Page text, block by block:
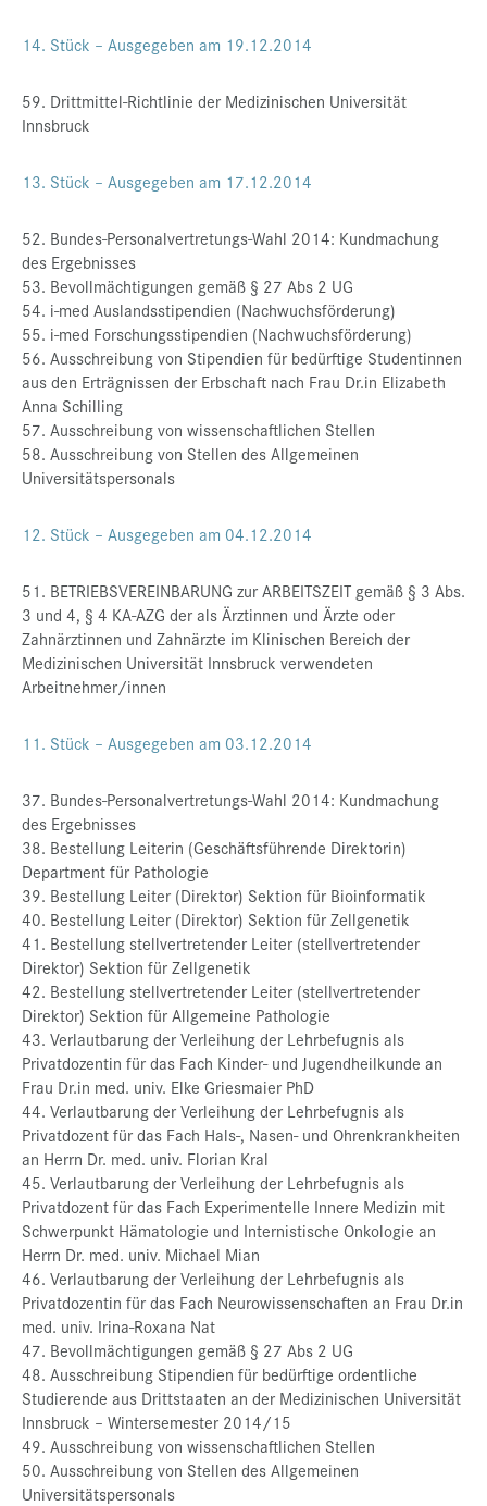
14. Stück – Ausgegeben am 19.12.2014
59. Drittmittel-Richtlinie der Medizinischen Universität
Innsbruck
13. Stück – Ausgegeben am 17.12.2014
52. Bundes-Personalvertretungs-Wahl 2014: Kundmachung
des Ergebnisses
53. Bevollmächtigungen gemäß § 27 Abs 2 UG
54. i-med Auslandsstipendien (Nachwuchsförderung)
55. i-med Forschungsstipendien (Nachwuchsförderung)
56. Ausschreibung von Stipendien für bedürftige Studentinnen
aus den Erträgnissen der Erbschaft nach Frau Dr.in Elizabeth
Anna Schilling
57. Ausschreibung von wissenschaftlichen Stellen
58. Ausschreibung von Stellen des Allgemeinen
Universitätspersonals
12. Stück – Ausgegeben am 04.12.2014
51. BETRIEBSVEREINBARUNG zur ARBEITSZEIT gemäß § 3 Abs.
3 und 4, § 4 KA-AZG der als Ärztinnen und Ärzte oder
Zahnärztinnen und Zahnärzte im Klinischen Bereich der
Medizinischen Universität Innsbruck verwendeten
Arbeitnehmer/innen
11. Stück – Ausgegeben am 03.12.2014
37. Bundes-Personalvertretungs-Wahl 2014: Kundmachung
des Ergebnisses
38. Bestellung Leiterin (Geschäftsführende Direktorin)
Department für Pathologie
39. Bestellung Leiter (Direktor) Sektion für Bioinformatik
40. Bestellung Leiter (Direktor) Sektion für Zellgenetik
41. Bestellung stellvertretender Leiter (stellvertretender
Direktor) Sektion für Zellgenetik
42. Bestellung stellvertretender Leiter (stellvertretender
Direktor) Sektion für Allgemeine Pathologie
43. Verlautbarung der Verleihung der Lehrbefugnis als
Privatdozentin für das Fach Kinder- und Jugendheilkunde an
Frau Dr.in med. univ. Elke Griesmaier PhD
44. Verlautbarung der Verleihung der Lehrbefugnis als
Privatdozent für das Fach Hals-, Nasen- und Ohrenkrankheiten
an Herrn Dr. med. univ. Florian Kral
45. Verlautbarung der Verleihung der Lehrbefugnis als
Privatdozent für das Fach Experimentelle Innere Medizin mit
Schwerpunkt Hämatologie und Internistische Onkologie an
Herrn Dr. med. univ. Michael Mian
46. Verlautbarung der Verleihung der Lehrbefugnis als
Privatdozentin für das Fach Neurowissenschaften an Frau Dr.in
med. univ. Irina-Roxana Nat
47. Bevollmächtigungen gemäß § 27 Abs 2 UG
48. Ausschreibung Stipendien für bedürftige ordentliche
Studierende aus Drittstaaten an der Medizinischen Universität
Innsbruck – Wintersemester 2014/15
49. Ausschreibung von wissenschaftlichen Stellen
50. Ausschreibung von Stellen des Allgemeinen
Universitätspersonals